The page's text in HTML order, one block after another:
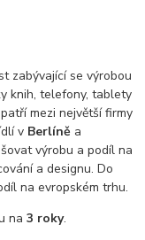
zabývající se výrobou
knih, telefony, tablety
mezi největší firmy
v Berlíně a
výrobu a podíl na
a designu. Do
na evropském trhu.
na3 roky.